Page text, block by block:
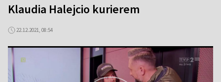
Klaudia Halejcio kurierem
22.12.2021, 08:54